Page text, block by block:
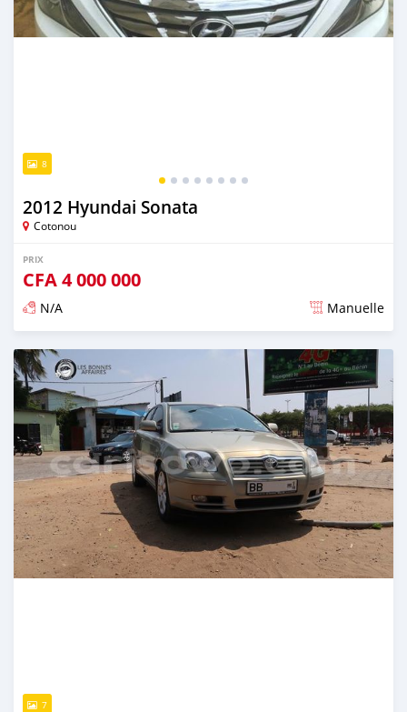
8
2012 Hyundai Sonata
Cotonou
PRIX
CFA4 000 000
N/A Manuelle
Publié il y a presque 6 ans
7